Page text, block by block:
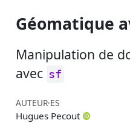
Géomatique
Manipulation de
avec sf
AUTEUR·ES
Hugues Pecout